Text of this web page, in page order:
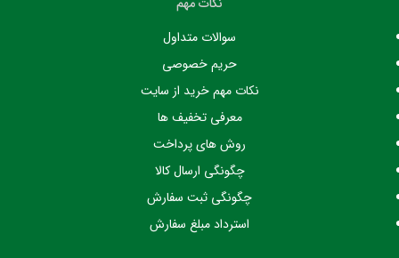
سوالات متداول
حریم خصوصی
نکات مهم خرید از سایت
معرفی تخفیف ها
روش های پرداخت
چگونگی ارسال کالا
چگونگی ثبت سفارش
استرداد مبلغ سفارش